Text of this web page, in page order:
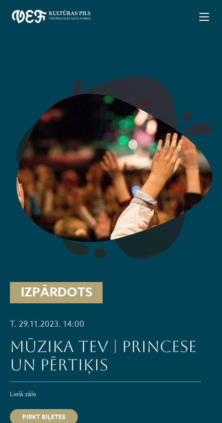
IZPĀRDOTS
T. 29.11.2023. 14:00
MŪZIKA TEV | PRINCESE
UN PĒRTIĶIS
Lielā zāle
PIRKT BIĻETES